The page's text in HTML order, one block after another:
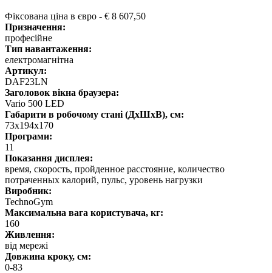
Фіксована ціна в євро - € 8 607,50
Призначення:
професійне
Тип навантаження:
електромагнітна
Артикул:
DAF23LN
Заголовок вікна браузера:
Vario 500 LED
Габарити в робочому стані (ДхШхВ), см:
73x194x170
Програми:
11
Показання дисплея:
время, скорость, пройденное расстояние, количество
потраченных калорий, пульс, уровень нагрузки
Виробник:
TechnoGym
Максимальна вага користувача, кг:
160
Живлення:
від мережі
Довжина кроку, см:
0-83